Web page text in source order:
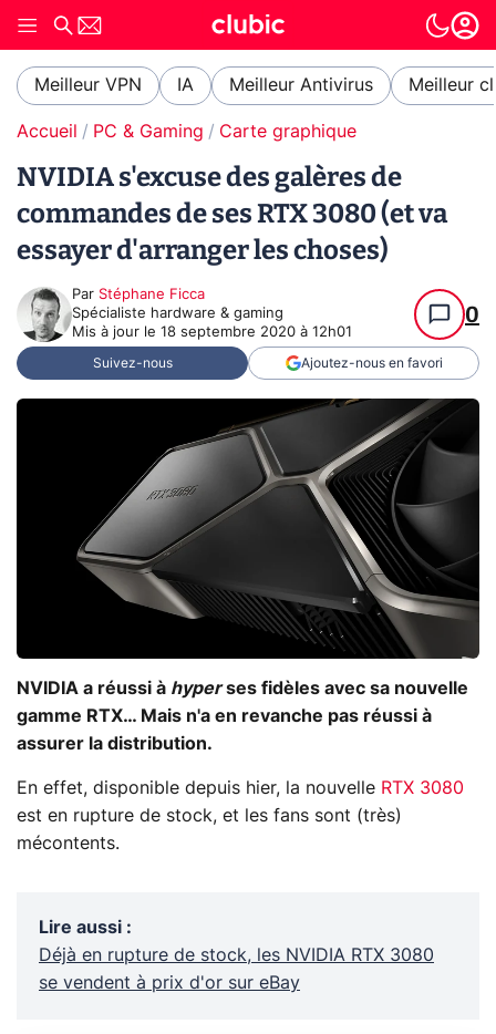
Meilleur VPN IA Meilleur Antivirus Meilleur
Accueil PC & Gaming Carte graphique
NVIDIA s'excuse des galères de
commandes de ses RTX 3080 (et va
essayer d'arranger les choses)
Par Stéphane Ficca
Spécialiste hardware & gaming
Mis à jour le 18 septembre 2020 à 12h01
0
Suivez-nous Ajoutez-nous en favori
NVIDIA a réussi à hyperses fidèles avec sa nouvelle
gamme RTX… Mais n'a en revanche pas réussi à
assurer la distribution.
En effet, disponible depuis hier, la nouvelle RTX 3080
est en rupture de stock, et les fans sont (très)
mécontents.
Lire aussi :
Déjà en rupture de stock, les NVIDIA RTX 3080
se vendent à prix d'or sur eBay